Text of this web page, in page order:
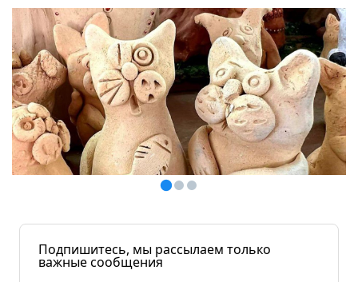
Подпишитесь, мы рассылаем только
важные сообщения